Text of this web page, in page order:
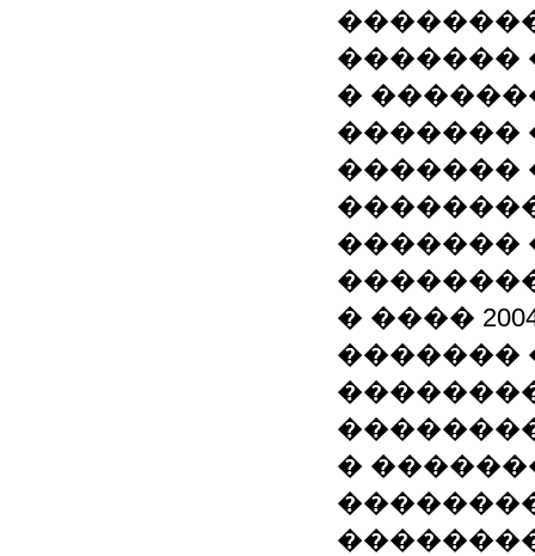
�������
�
�������
�������
�������
� ����
�������
�